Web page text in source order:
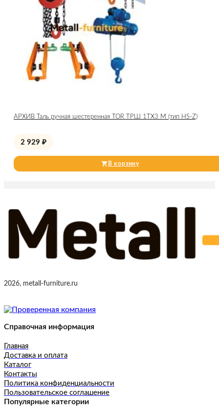
АРХИВ Таль ручная шестеренная TOR ТРШ 1ТХ3 М (тип HS-Z)
2 929 ₽
В корзину
2026, metall-furniture.ru
Справочная информация
Главная
Доставка и оплата
Каталог
Контакты
Политика конфиденциальности
Пользовательское соглашение
Популярные категории